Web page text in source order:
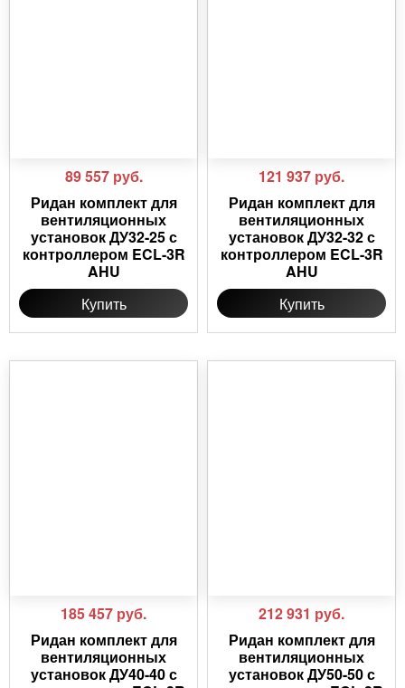
89 557 руб.
Ридан комплект для
вентиляционных
установок ДУ32-25 с
контроллером ECL-3R
AHU
Купить
121 937 руб.
Ридан комплект для
вентиляционных
установок ДУ32-32 с
контроллером ECL-3R
AHU
Купить
185 457 руб.
Ридан комплект для
вентиляционных
установок ДУ40-40 с
212 931 руб.
Ридан комплект для
вентиляционных
установок ДУ50-50 с